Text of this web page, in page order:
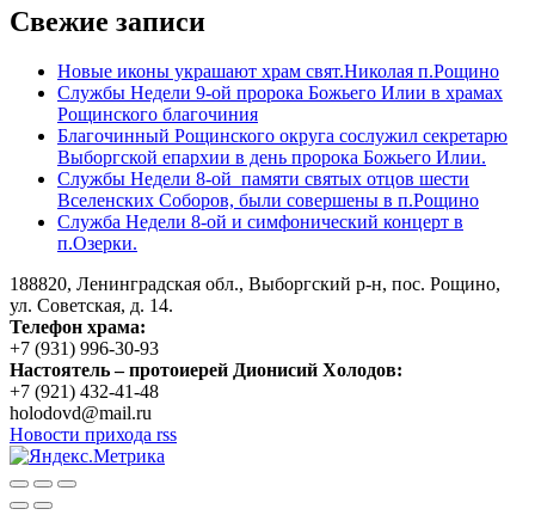
Свежие записи
Новые иконы украшают храм свят.Николая п.Рощино
Службы Недели 9-ой пророка Божьего Илии в храмах
Рощинского благочиния
Благочинный Рощинского округа сослужил секретарю
Выборгской епархии в день пророка Божьего Илии.
Службы Недели 8-ой памяти святых отцов шести
Вселенских Соборов, были совершены в п.Рощино
Служба Недели 8-ой и симфонический концерт в
п.Озерки.
188820, Ленинградская обл., Выборгский р-н, пос. Рощино,
ул. Советская, д. 14.
Телефон храма:
+7 (931) 996-30-93
Настоятель – протоиерей Дионисий Холодов:
+7 (921) 432-41-48
holodovd@mail.ru
Новости прихода rss